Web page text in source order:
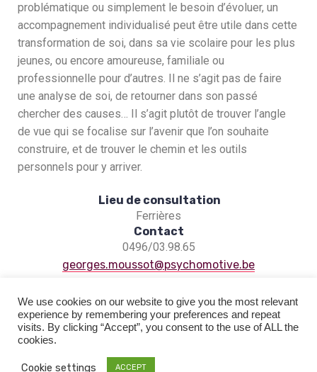
problématique ou simplement le besoin d’évoluer, un
accompagnement individualisé peut être utile dans cette
transformation de soi, dans sa vie scolaire pour les plus
jeunes, ou encore amoureuse, familiale ou
professionnelle pour d’autres. Il ne s’agit pas de faire
une analyse de soi, de retourner dans son passé
chercher des causes… Il s’agit plutôt de trouver l’angle
de vue qui se focalise sur l’avenir que l’on souhaite
construire, et de trouver le chemin et les outils
personnels pour y arriver.
Lieu de consultation
Ferrières
Contact
0496/03.98.65
georges.moussot@psychomotive.be
Copyright © 2026 Psychomotive | Powered by
We use cookies on our website to give you the most relevant
experience by remembering your preferences and repeat
visits. By clicking “Accept”, you consent to the use of ALL the
cookies.
Cookie settings ACCEPT